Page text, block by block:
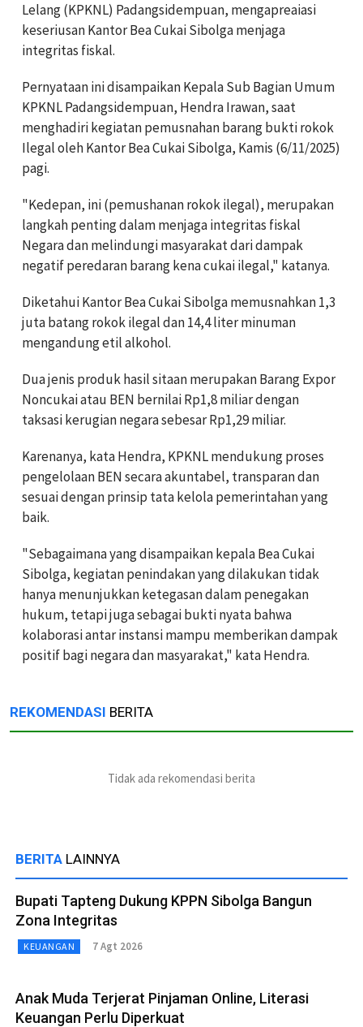
Lelang (KPKNL) Padangsidempuan, mengapreaiasi
keseriusan Kantor Bea Cukai Sibolga menjaga
integritas fiskal.
Pernyataan ini disampaikan Kepala Sub Bagian Umum
KPKNL Padangsidempuan, Hendra Irawan, saat
menghadiri kegiatan pemusnahan barang bukti rokok
Ilegal oleh Kantor Bea Cukai Sibolga, Kamis (6/11/2025)
pagi.
"Kedepan, ini (pemushanan rokok ilegal), merupakan
langkah penting dalam menjaga integritas fiskal
Negara dan melindungi masyarakat dari dampak
negatif peredaran barang kena cukai ilegal," katanya.
Diketahui Kantor Bea Cukai Sibolga memusnahkan 1,3
juta batang rokok ilegal dan 14,4 liter minuman
mengandung etil alkohol.
Dua jenis produk hasil sitaan merupakan Barang Expor
Noncukai atau BEN bernilai Rp1,8 miliar dengan
taksasi kerugian negara sebesar Rp1,29 miliar.
Karenanya, kata Hendra, KPKNL mendukung proses
pengelolaan BEN secara akuntabel, transparan dan
sesuai dengan prinsip tata kelola pemerintahan yang
baik.
"Sebagaimana yang disampaikan kepala Bea Cukai
Sibolga, kegiatan penindakan yang dilakukan tidak
hanya menunjukkan ketegasan dalam penegakan
hukum, tetapi juga sebagai bukti nyata bahwa
kolaborasi antar instansi mampu memberikan dampak
positif bagi negara dan masyarakat," kata Hendra.
REKOMENDASI BERITA
Tidak ada rekomendasi berita
BERITA LAINNYA
Bupati Tapteng Dukung KPPN Sibolga Bangun
Zona Integritas
KEUANGAN 7 Agt 2026
Anak Muda Terjerat Pinjaman Online, Literasi
Keuangan Perlu Diperkuat